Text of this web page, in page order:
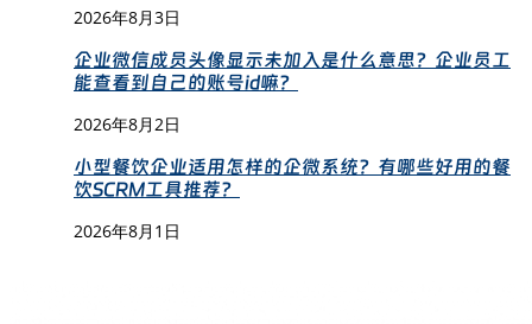
2026年8月3日
企业微信成员头像显示未加入是什么意思？企业员工
能查看到自己的账号id嘛？
2026年8月2日
小型餐饮企业适用怎样的企微系统？有哪些好用的餐
饮SCRM工具推荐？
2026年8月1日